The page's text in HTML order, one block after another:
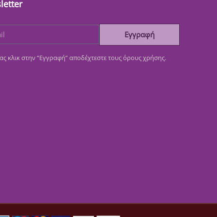
Εγγραφή
κλικ στην “Εγγραφή” αποδέχτεστε τους όρους χρήσης.